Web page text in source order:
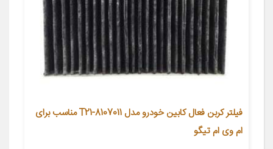
فیلتر کربن فعال کابین خودرو مدل T21-8107011 مناسب برای
ام وی ام تیگو